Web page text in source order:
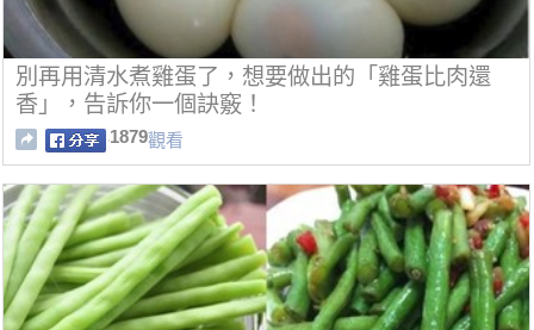
​別再用清水煮雞蛋了，想要做出的「雞蛋比肉還
香」，告訴你一個訣竅！
1879觀看